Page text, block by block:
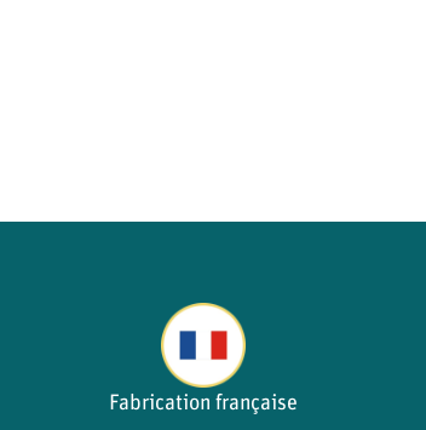
Fabrication française